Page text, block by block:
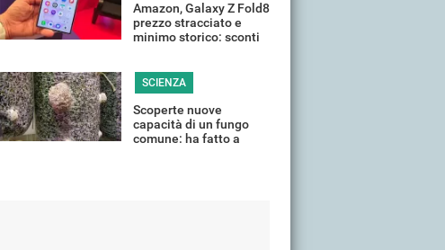
Amazon, Galaxy Z Fold8
prezzo stracciato e
minimo storico: sconti
SCIENZA
Scoperte nuove
capacità di un fungo
comune: ha fatto a